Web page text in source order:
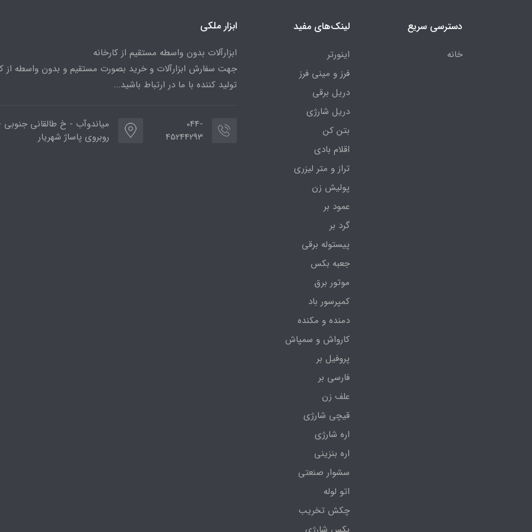
دسترسی سریع
خانه
لینک‌های مفید
اینورتر
فرز و مینی فرز
دریل برقی
دریل شارژی
بتن کن
اقلام بادی
تراز و متر لیزری
پولیش زن
عمود بر
گرد بر
پیستوله برقی
جعبه بکس
موتور برق
کمپرسور باد
دمنده و مکنده
کارواش و سمپاش
پروفیل بر
فارسی بر
علف زن
قیچی شارژی
اره شارژی
اره بنزینی
سشوار صنعتی
اتو لوله
چکش تخریب
ابزار ملکی
ابزارآلات بدون واسطه مستقیم از کارخانه
جهت سفارش ابزارآلات و خرید بصورت مستقیم و بدون واسطه از
تولید کننده با ما در ارتباط باشید...
044-
45244293
میاندوآب - خ طالقانی جنوبی
روبروی پاساژ شهریار